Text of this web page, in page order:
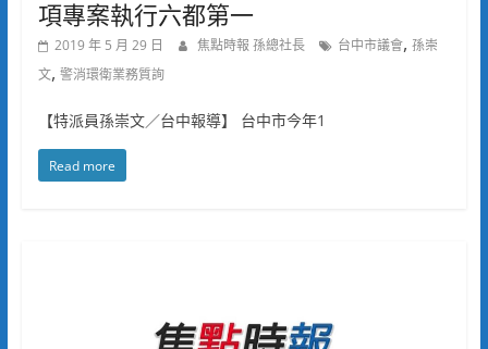
項專案執行六都第一
2019 年 5 月 29 日 焦點時報 孫總社長 台中市議會, 孫崇
文, 警消環衛業務質詢
【特派員孫崇文／台中報導】 台中市今年1
Read more